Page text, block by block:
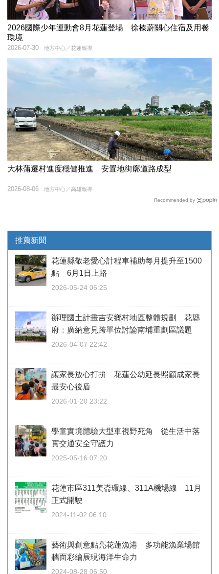
2026國際少年運動會8月花蓮登場 徐榛蔚關心住宿及用餐
環境
地方中心／花蓮報導
2026-07-30
大林蒲遷村進度穩健推進 安置地街廓道路成型
地方中心／高雄報導
2026-08-06
Recommended by
推薦新聞
花蓮縣敬老愛心計程車補助每月提升至1500
點 6月1日上路
2026-05-24 06:25
辦理國土計畫吉安鄉村地區整體規劃 花縣
府：廣納意見跨單位討論南埔重劃區議題
2026-04-07 22:42
讓家長放心打拚 花蓮公幼延長照顧成家長
最安心後盾
2026-01-20 23:22
學童實境體驗大型車視野死角 從生活中落
實交通安全守護力
2025-05-16 07:20
花蓮市區311美崙環線、311A機場線 11月
正式開駛
2024-11-02 06:10
藝術與創意點亮花蓮漁港 多功能漁業場館
牆面彩繪展現海洋生命力
2024-08-28 06:50